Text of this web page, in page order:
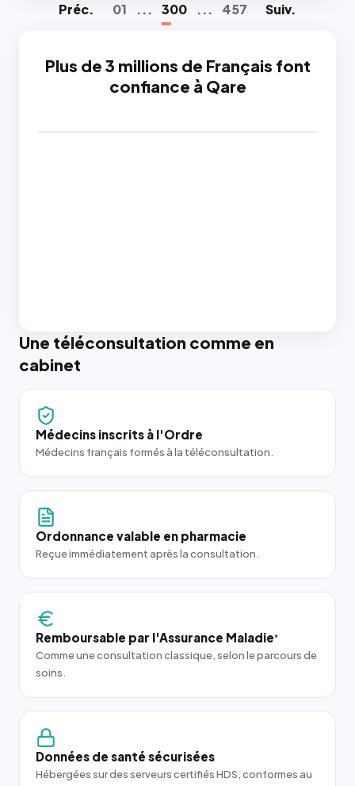
Préc. 01 ... 300 ... 457 Suiv.
Plus de 3 millions de Français font
confiance à Qare
Une téléconsultation comme en
cabinet
Médecins inscrits à l'Ordre
Médecins français formés à la téléconsultation.
Ordonnance valable en pharmacie
Reçue immédiatement après la consultation.
Remboursable par l'Assurance Maladie*
Comme une consultation classique, selon le parcours de
soins.
Données de santé sécurisées
Hébergées sur des serveurs certifiés HDS, conformes au